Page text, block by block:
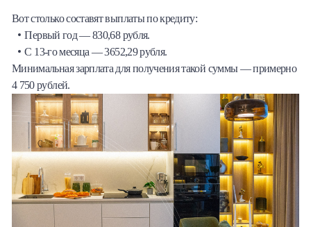
Вот столько составят выплаты по кредиту:
Первый год — 830,68 рубля.
С 13-го месяца — 3652,29 рубля.
Минимальная зарплата для получения такой суммы — примерно
4 750 рублей.